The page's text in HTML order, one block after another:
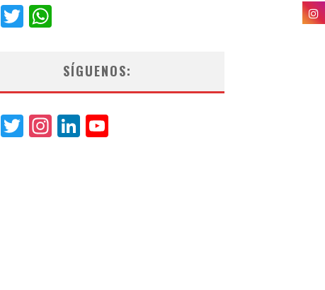
Facebook
Twitter
SÍGUENOS:
Facebook
Twitter
Instagram
LinkedIn